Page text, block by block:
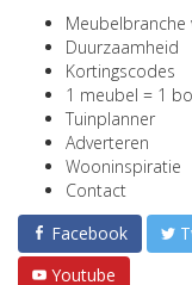
Meubelbranche
Duurzaamheid
Kortingscodes
1 meubel = 1
Tuinplanner
Adverteren
Wooninspiratie
Contact
Facebook
Youtube